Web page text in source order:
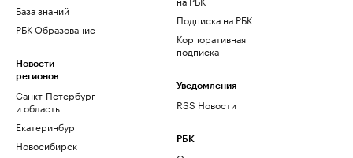
База знаний
РБК Образование
Новости
регионов
Санкт-Петербург
и область
Екатеринбург
Новосибирск
Подписка на РБК
Корпоративная
подписка
Уведомления
RSS Новости
РБК